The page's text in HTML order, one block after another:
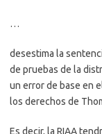
…
desestima la
de pruebas de la
un error de base en
los derechos de
Es decir, la RIAA